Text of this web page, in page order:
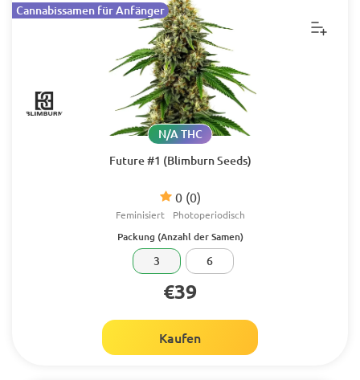
Cannabissamen für Anfänger
Future #1 (Blimburn Seeds)
0 (0)
N/A THC
Feminisiert Photoperiodisch
Packung (Anzahl der Samen)
3 6
€39
Kaufen